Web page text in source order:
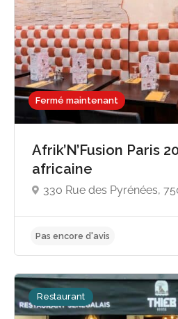
Fermé maintenant
Afrik’N’Fusion Paris
africaine
330 Rue des Pyrénées,
Restaurant